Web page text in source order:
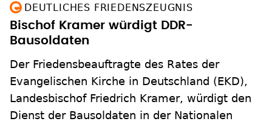
DEUTLICHES FRIEDENSZEUGNIS
Bischof Kramer würdigt DDR-
Bausoldaten
Der Friedensbeauftragte des Rates der
Evangelischen Kirche in Deutschland (EKD),
Landesbischof Friedrich Kramer, würdigt den
Dienst der Bausoldaten in der Nationalen